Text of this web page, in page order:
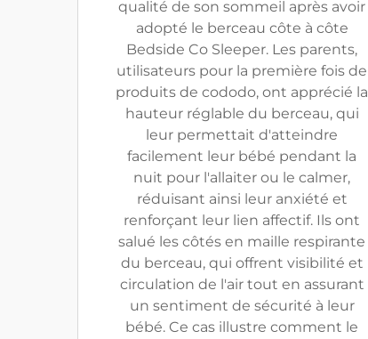
qualité de son sommeil après avoir
adopté le berceau côte à côte
Bedside Co Sleeper. Les parents,
utilisateurs pour la première fois de
produits de cododo, ont apprécié la
hauteur réglable du berceau, qui
leur permettait d'atteindre
facilement leur bébé pendant la
nuit pour l'allaiter ou le calmer,
réduisant ainsi leur anxiété et
renforçant leur lien affectif. Ils ont
salué les côtés en maille respirante
du berceau, qui offrent visibilité et
circulation de l'air tout en assurant
un sentiment de sécurité à leur
bébé. Ce cas illustre comment le